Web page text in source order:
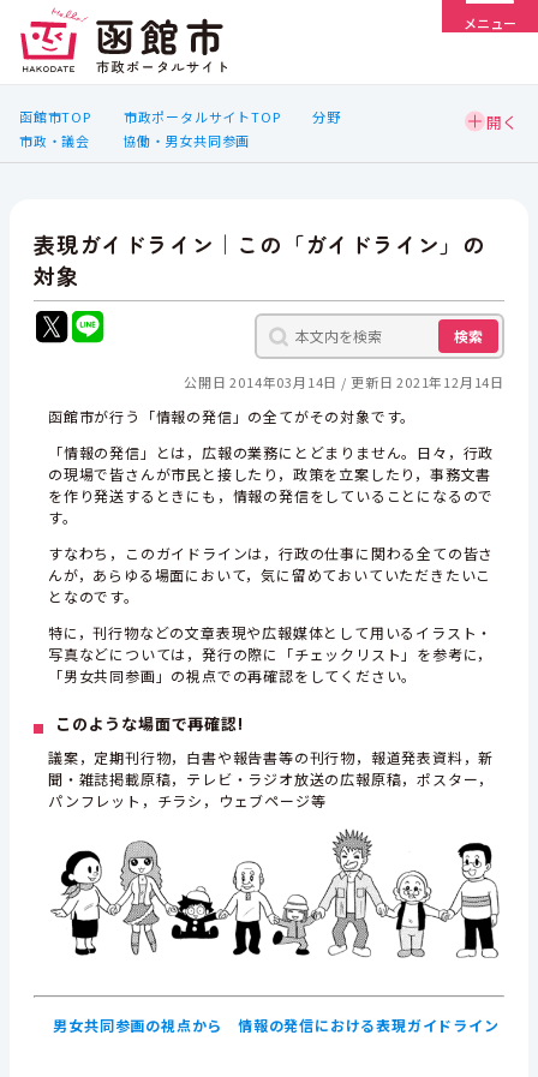
メニュー
函館市TOP 市政ポータルサイトTOP
分野
市政・議会
協働・男女共同参画
表現ガイドライン｜この「ガイドライン」の
対象
検索
公開日 2014年03月14日 更新日 2021年12月14日
函館市が行う「情報の発信」の全てがその対象です。
「情報の発信」とは，広報の業務にとどまりません。日々，行政
の現場で皆さんが市民と接したり，政策を立案したり，事務文書
を作り発送するときにも，情報の発信をしていることになるので
す。
すなわち，このガイドラインは，行政の仕事に関わる全ての皆さ
んが，あらゆる場面において，気に留めておいていただきたいこ
となのです。
特に，刊行物などの文章表現や広報媒体として用いるイラスト・
写真などについては，発行の際に「チェックリスト」を参考に，
「男女共同参画」の視点での再確認をしてください。
このような場面で再確認!
議案，定期刊行物，白書や報告書等の刊行物，報道発表資料，新
聞・雑誌掲載原稿，テレビ・ラジオ放送の広報原稿，ポスター，
パンフレット，チラシ，ウェブページ等
男女共同参画の視点から 情報の発信における表現ガイドライン